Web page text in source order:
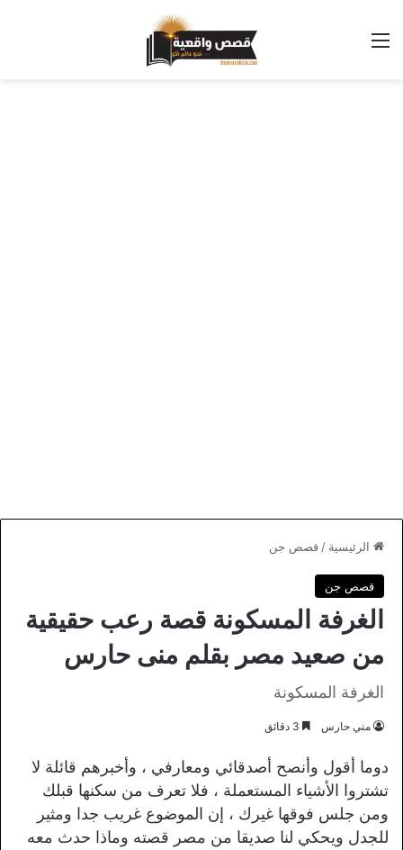
القائمة
الرئيسية / قصص جن
قصص جن
الغرفة المسكونة قصة رعب حقيقية
من صعيد مصر بقلم منى حارس
الغرفة المسكونة
مني حارس
دوما أقول وأنصح أصدقائي ومعارفي ، وأخبرهم قائلة لا
تشتروا الأشياء المستعملة ، فلا تعرف من سكنها قبلك
ومن جلس فوقها غيرك ، إن الموضوع غريب جدا ومثير
للجدل ويحكي لنا صديقا من مصر قصته وماذا حدث معه